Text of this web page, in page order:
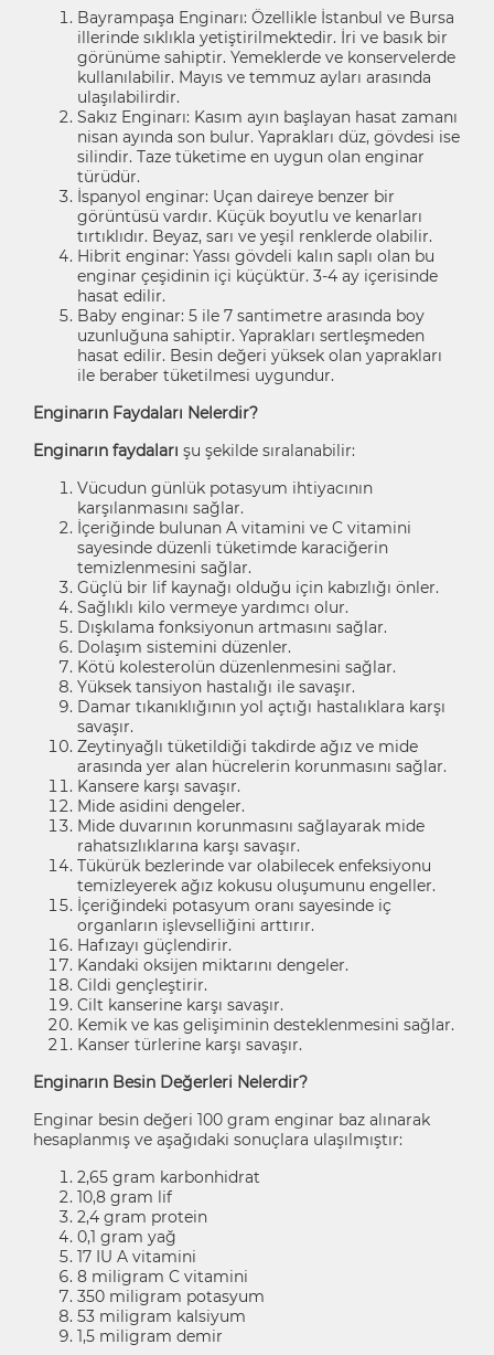
Bayrampaşa Enginarı: Özellikle İstanbul ve Bursa
illerinde sıklıkla yetiştirilmektedir. İri ve basık bir
görünüme sahiptir. Yemeklerde ve konservelerde
kullanılabilir. Mayıs ve temmuz ayları arasında
ulaşılabilirdir.
Sakız Enginarı: Kasım ayın başlayan hasat zamanı
nisan ayında son bulur. Yaprakları düz, gövdesi ise
silindir. Taze tüketime en uygun olan enginar
türüdür.
İspanyol enginar: Uçan daireye benzer bir
görüntüsü vardır. Küçük boyutlu ve kenarları
tırtıklıdır. Beyaz, sarı ve yeşil renklerde olabilir.
Hibrit enginar: Yassı gövdeli kalın saplı olan bu
enginar çeşidinin içi küçüktür. 3-4 ay içerisinde
hasat edilir.
Baby enginar: 5 ile 7 santimetre arasında boy
uzunluğuna sahiptir. Yaprakları sertleşmeden
hasat edilir. Besin değeri yüksek olan yaprakları
ile beraber tüketilmesi uygundur.
Enginarın Faydaları Nelerdir?
Enginarın faydaları şu şekilde sıralanabilir:
Vücudun günlük potasyum ihtiyacının
karşılanmasını sağlar.
İçeriğinde bulunan A vitamini ve C vitamini
sayesinde düzenli tüketimde karaciğerin
temizlenmesini sağlar.
Güçlü bir lif kaynağı olduğu için kabızlığı önler.
Sağlıklı kilo vermeye yardımcı olur.
Dışkılama fonksiyonun artmasını sağlar.
Dolaşım sistemini düzenler.
Kötü kolesterolün düzenlenmesini sağlar.
Yüksek tansiyon hastalığı ile savaşır.
Damar tıkanıklığının yol açtığı hastalıklara karşı
savaşır.
Zeytinyağlı tüketildiği takdirde ağız ve mide
arasında yer alan hücrelerin korunmasını sağlar.
Kansere karşı savaşır.
Mide asidini dengeler.
Mide duvarının korunmasını sağlayarak mide
rahatsızlıklarına karşı savaşır.
Tükürük bezlerinde var olabilecek enfeksiyonu
temizleyerek ağız kokusu oluşumunu engeller.
İçeriğindeki potasyum oranı sayesinde iç
organların işlevselliğini arttırır.
Hafızayı güçlendirir.
Kandaki oksijen miktarını dengeler.
Cildi gençleştirir.
Cilt kanserine karşı savaşır.
Kemik ve kas gelişiminin desteklenmesini sağlar.
Kanser türlerine karşı savaşır.
Enginarın Besin Değerleri Nelerdir?
Enginar besin değeri 100 gram enginar baz alınarak
hesaplanmış ve aşağıdaki sonuçlara ulaşılmıştır:
2,65 gram karbonhidrat
10,8 gram lif
2,4 gram protein
0,1 gram yağ
17 IU A vitamini
8 miligram C vitamini
350 miligram potasyum
53 miligram kalsiyum
1,5 miligram demir